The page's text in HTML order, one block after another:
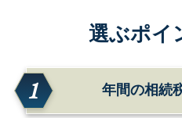
選ぶポイ
1 年間の相続